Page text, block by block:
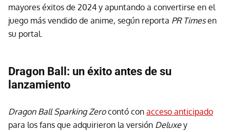
mayores éxitos de 2024 y apuntando a convertirse en el
juego más vendido de anime, según reporta PR Timesen
su portal.
Dragon Ball: un éxito antes de su
lanzamiento
Dragon Ball Sparking Zerocontó con acceso anticipado
para los fans que adquirieron la versión Deluxey